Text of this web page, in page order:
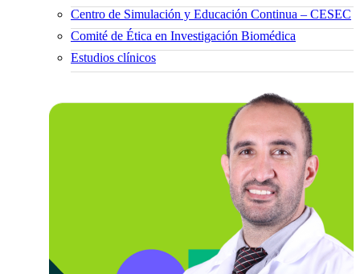
Centro de Simulación y Educación Continua – CESEC
Comité de Ética en Investigación Biomédica
Estudios clínicos